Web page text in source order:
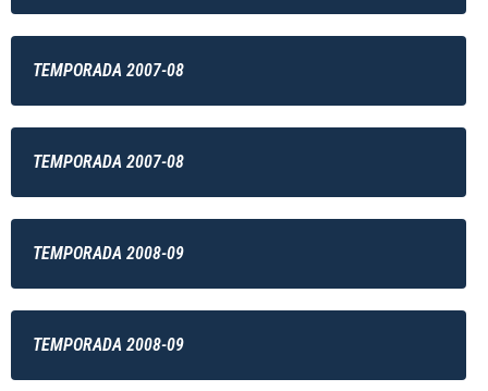
TEMPORADA 2007-08
TEMPORADA 2007-08
TEMPORADA 2008-09
TEMPORADA 2008-09